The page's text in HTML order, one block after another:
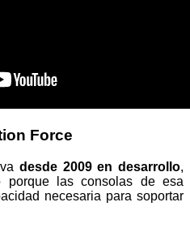
Force
desde 2009 en desarrollo,
porque las consolas de esa
necesaria para soportar